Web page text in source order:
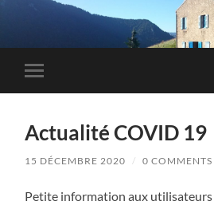
Toggle
mobile
Actualité COVID 19
15 DÉCEMBRE 2020 / 0 COMMENTS
Petite information aux utilisateurs